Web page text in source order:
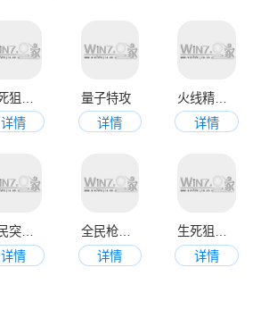
详情
量子特攻
详情
详情
全民突击官网版
详情
全民枪战2官方版
详情
详情